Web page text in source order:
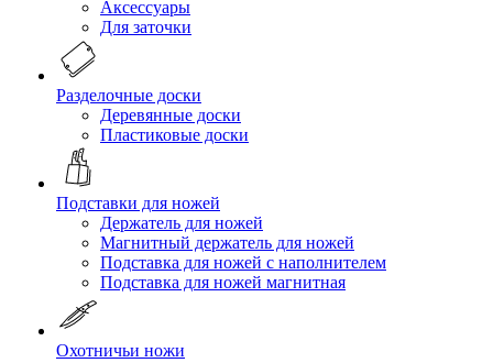
Аксессуары
Для заточки
Разделочные доски
Деревянные доски
Пластиковые доски
Подставки для ножей
Держатель для ножей
Магнитный держатель для ножей
Подставка для ножей с наполнителем
Подставка для ножей магнитная
Охотничьи ножи